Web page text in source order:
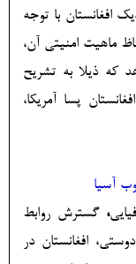
افغانستان با توجه
ماهیت امنیتی آن،
که ذیلا به تشریح
پسا آمریکا،
آسیا
،گسترش روابط
افغانستان در